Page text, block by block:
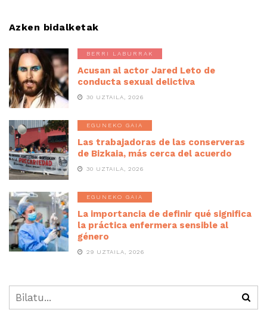
Azken bidalketak
BERRI LABURRAK
Acusan al actor Jared Leto de
conducta sexual delictiva
30 UZTAILA, 2026
EGUNEKO GAIA
Las trabajadoras de las conserveras
de Bizkaia, más cerca del acuerdo
30 UZTAILA, 2026
EGUNEKO GAIA
La importancia de definir qué significa
la práctica enfermera sensible al
género
29 UZTAILA, 2026